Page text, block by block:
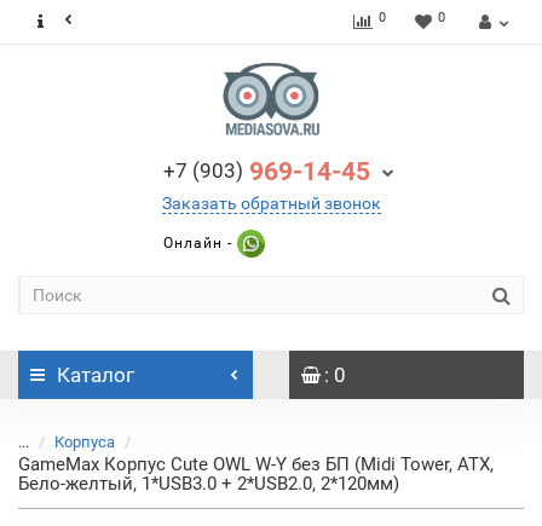
0 0
+7 (903) 969-14-45
Заказать обратный звонок
Онлайн -
Каталог : 0
... Корпуса
GameMax Корпус Cute OWL W-Y без БП (Midi Tower, ATX,
Бело-желтый, 1*USB3.0 + 2*USB2.0, 2*120мм)